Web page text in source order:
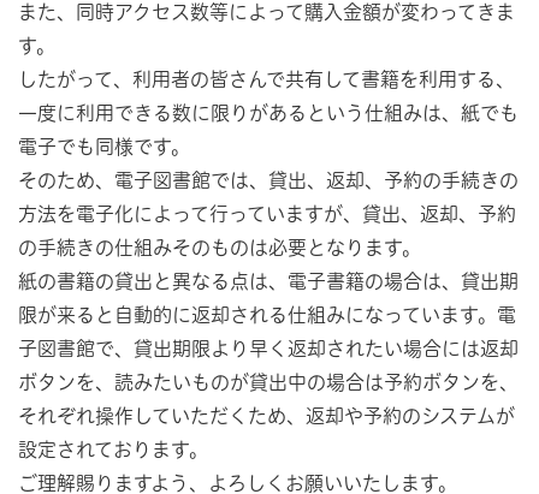
また、同時アクセス数等によって購入金額が変わってきま
す。
したがって、利用者の皆さんで共有して書籍を利用する、
一度に利用できる数に限りがあるという仕組みは、紙でも
電子でも同様です。
そのため、電子図書館では、貸出、返却、予約の手続きの
方法を電子化によって行っていますが、貸出、返却、予約
の手続きの仕組みそのものは必要となります。
紙の書籍の貸出と異なる点は、電子書籍の場合は、貸出期
限が来ると自動的に返却される仕組みになっています。電
子図書館で、貸出期限より早く返却されたい場合には返却
ボタンを、読みたいものが貸出中の場合は予約ボタンを、
それぞれ操作していただくため、返却や予約のシステムが
設定されております。
ご理解賜りますよう、よろしくお願いいたします。